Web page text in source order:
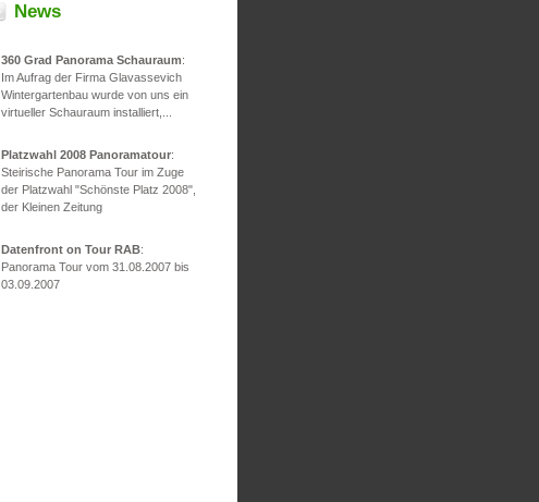
News
360 Grad Panorama Schauraum:
Im Aufrag der Firma Glavassevich
Wintergartenbau wurde von uns ein
virtueller Schauraum installiert,...
Platzwahl 2008 Panoramatour:
Steirische Panorama Tour im Zuge
der Platzwahl "Schönste Platz 2008",
der Kleinen Zeitung
Datenfront on Tour RAB:
Panorama Tour vom 31.08.2007 bis
03.09.2007